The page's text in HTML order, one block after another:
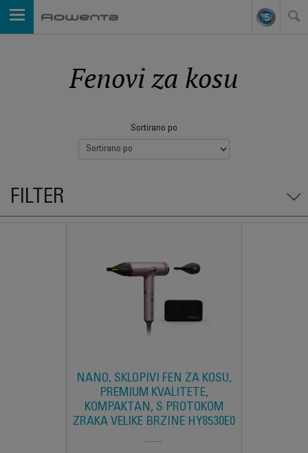
Fenovi za kosu
Sortirano po
FILTER
NANO, SKLOPIVI FEN ZA KOSU,
PREMIUM KVALITETE,
KOMPAKTAN, S PROTOKOM
ZRAKA VELIKE BRZINE HY8530E0